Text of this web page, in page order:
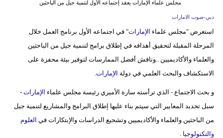
إسلامية
مدوَّنات
مجلس علماء الإمارات يعقد إجتماعه الأول لتنمية جيل من الباحثين
دبي-صوت الامارات
استعرض "مجلس علماء الإمارات" في اجتماعه الأول برنامج العمل خلال
المرحلة المقبلة لتحقيق أهدافه في إطلاق برامج لتنمية جيل من الباحثين
والعلماء والأكاديميين ..وناقش أفضل الممارسات لتوفير بيئة محفزة على
الاستكشاف والبحث العلمي في دولة الإمارات
و بحث الاجتماع - الذي ترأسته سارة الأميري رئيسة مجلس علماء الإمارات -
سبل تحديد المعايير التي سيتم بناء عليها إطلاق البرامج والمشاريع لتنمية جيل
من الباحثين والعلماء والأكاديميين وتشجيع الدراسات والإبتكارات في العلوم
والتكنولوجيا